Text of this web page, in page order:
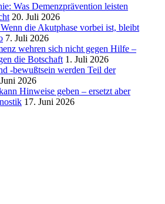
Was Demenzprävention leisten
20. Juli 2026
die Akutphase vorbei ist, bleibt
7. Juli 2026
wehren sich nicht gegen Hilfe –
die Botschaft 1. Juli 2026
-bewußtsein werden Teil der
2026
Hinweise geben – ersetzt aber
17. Juni 2026